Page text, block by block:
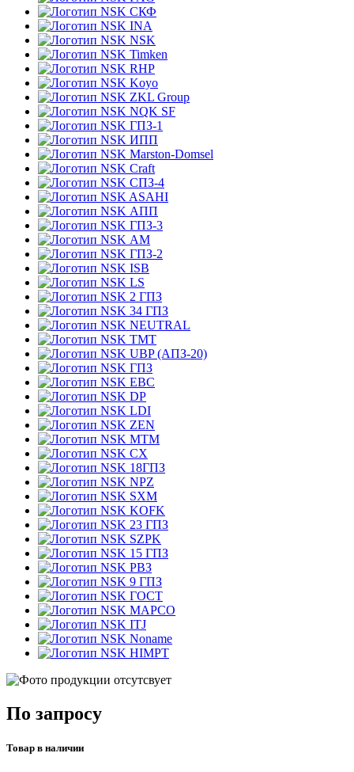
СКФ
INA
NSK
Timken
RHP
Koyo
ZKL Group
NQK SF
ГПЗ-1
ИПП
Marston-Domsel
Craft
СПЗ-4
ASAHI
АПП
ГПЗ-3
АМ
ГПЗ-2
ISB
LS
2 ГПЗ
34 ГПЗ
NEUTRAL
TMT
UBP (АПЗ-20)
ГПЗ
EBC
DP
LDI
ZEN
MTM
CX
18ГПЗ
NPZ
SXM
KOFK
23 ГПЗ
SZPK
15 ГПЗ
РВЗ
9 ГПЗ
ГОСТ
MAPCO
ITJ
Noname
HIMPT
По запросу
Товар в наличии